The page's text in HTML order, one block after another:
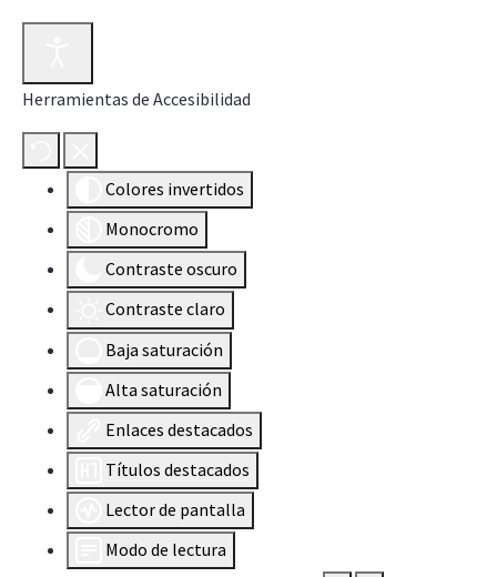
Herramientas de Accesibilidad
Colores invertidos
Monocromo
Contraste oscuro
Contraste claro
Baja saturación
Alta saturación
Enlaces destacados
Títulos destacados
Lector de pantalla
Modo de lectura